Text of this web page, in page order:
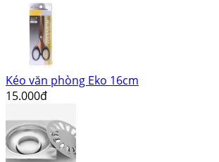
Kéo văn phòng Eko 16cm
15.000đ